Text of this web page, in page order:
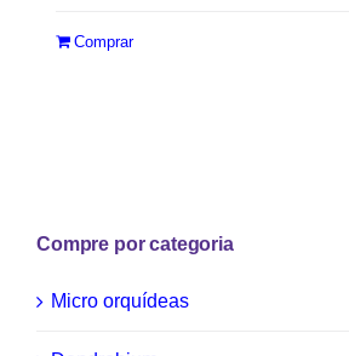
Comprar
Compre por categoria
Micro orquídeas